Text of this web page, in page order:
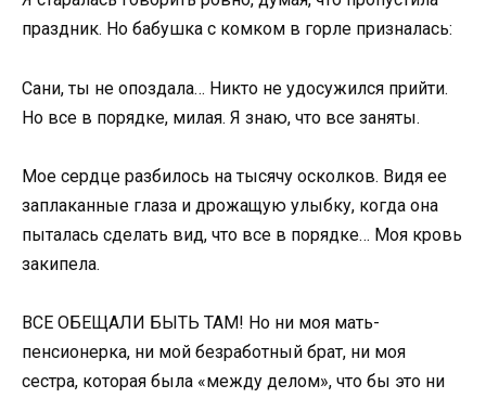
праздник. Но бабушка с комком в горле призналась:
Сани, ты не опоздала… Никто не удосужился прийти.
Но все в порядке, милая. Я знаю, что все заняты.
Мое сердце разбилось на тысячу осколков. Видя ее
заплаканные глаза и дрожащую улыбку, когда она
пыталась сделать вид, что все в порядке… Моя кровь
закипела.
ВСЕ ОБЕЩАЛИ БЫТЬ ТАМ! Но ни моя мать-
пенсионерка, ни мой безработный брат, ни моя
сестра, которая была «между делом», что бы это ни